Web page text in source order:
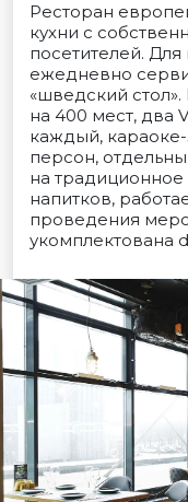
Ресторан
кухни с
посетителей. Для
ежедневно
«шведский
на 400 мест, два
каждый,
персон,
на
напитков,
проведения
укомплектована